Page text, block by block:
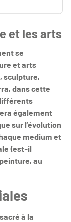
et les arts
se
et arts
sculpture,
dans cette
également
sur l’évolution
medium et
(est-il
au
à la